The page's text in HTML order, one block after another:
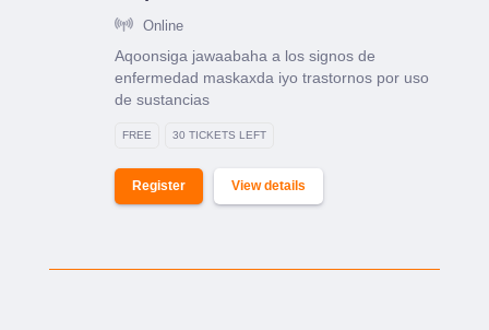
Online
Aqoonsiga jawaabaha a los signos de
enfermedad maskaxda iyo trastornos por uso
de sustancias
FREE 30 TICKETS LEFT
Register View details